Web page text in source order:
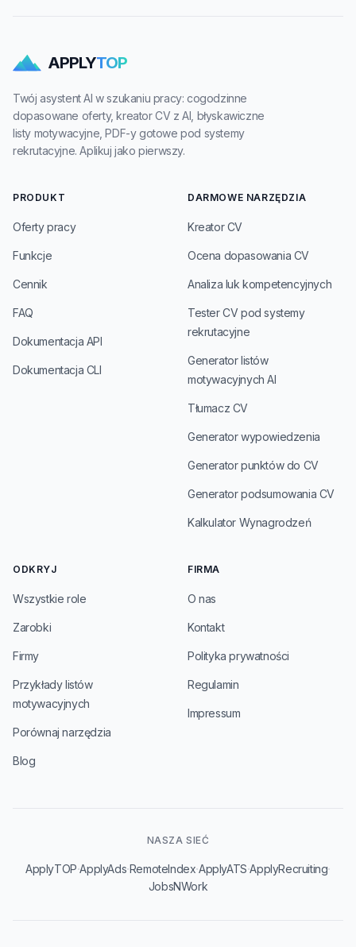
APPLYTOP
Twój asystent AI w szukaniu pracy: cogodzinne
dopasowane oferty, kreator CV z AI, błyskawiczne
listy motywacyjne, PDF-y gotowe pod systemy
rekrutacyjne. Aplikuj jako pierwszy.
PRODUKT
Oferty pracy
Funkcje
Cennik
FAQ
Dokumentacja API
Dokumentacja CLI
DARMOWE NARZĘDZIA
Kreator CV
Ocena dopasowania CV
Analiza luk kompetencyjnych
Tester CV pod systemy
rekrutacyjne
Generator listów
motywacyjnych AI
Tłumacz CV
Generator wypowiedzenia
Generator punktów do CV
Generator podsumowania CV
Kalkulator Wynagrodzeń
ODKRYJ
Wszystkie role
Zarobki
Firmy
Przykłady listów
motywacyjnych
Porównaj narzędzia
Blog
FIRMA
O nas
Kontakt
Polityka prywatności
Regulamin
Impressum
NASZA SIEĆ
ApplyTOP·ApplyAds·RemoteIndex·ApplyATS·ApplyRecruiting·
JobsNWork